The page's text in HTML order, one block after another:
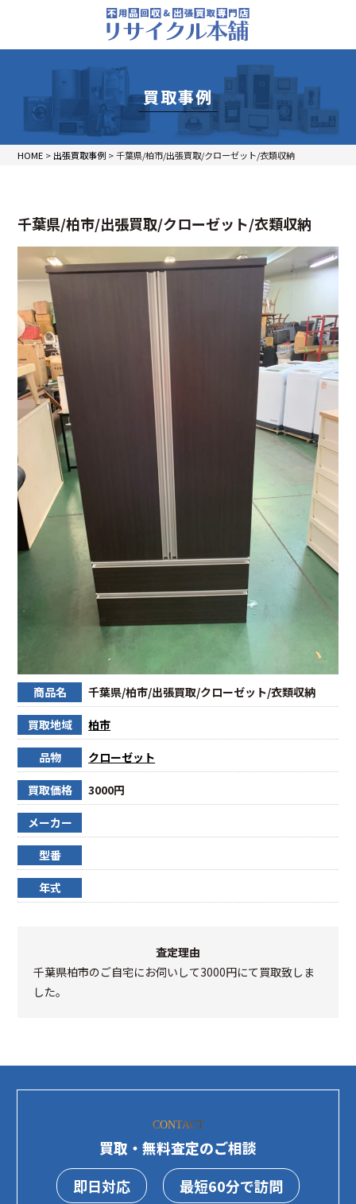
買取事例
HOME > 出張買取事例 >千葉県/柏市/出張買取/クローゼット/衣類収納
千葉県/柏市/出張買取/クローゼット/衣類収納
商品名 千葉県/柏市/出張買取/クローゼット/衣類収納
買取地域 柏市
品物 クローゼット
買取価格 3000円
メーカー
型番
年式
査定理由
千葉県柏市のご自宅にお伺いして3000円にて買取致しま
した。
CONTACT
買取・無料査定のご相談
即日対応
最短60分で訪問